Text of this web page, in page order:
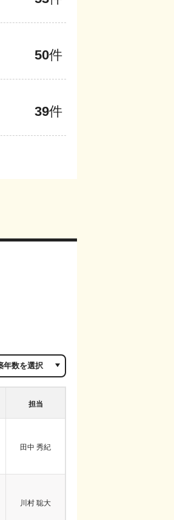
50件
39件
担当
田中 秀紀
川村 聡大